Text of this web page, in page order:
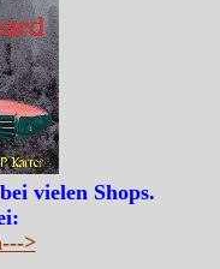
vielen Shops.
>